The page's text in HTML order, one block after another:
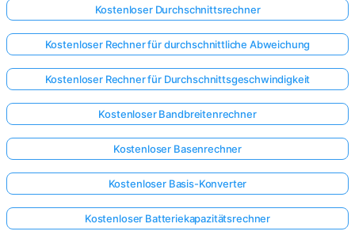
Kostenloser Durchschnittsrechner
Kostenloser Rechner für durchschnittliche Abweichung
Kostenloser Rechner für Durchschnittsgeschwindigkeit
Kostenloser Bandbreitenrechner
Kostenloser Basenrechner
Kostenloser Basis-Konverter
Kostenloser Batteriekapazitätsrechner